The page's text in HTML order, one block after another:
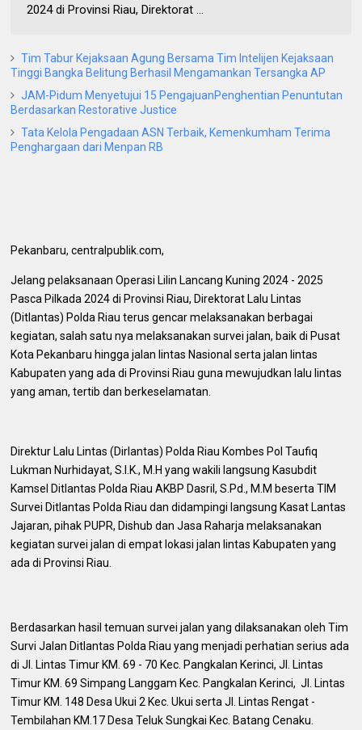
2024 di Provinsi Riau, Direktorat ...
Tim Tabur Kejaksaan Agung Bersama Tim Intelijen Kejaksaan
Tinggi Bangka Belitung Berhasil Mengamankan Tersangka AP
JAM-Pidum Menyetujui 15 PengajuanPenghentian Penuntutan
Berdasarkan Restorative Justice
Tata Kelola Pengadaan ASN Terbaik, Kemenkumham Terima
Penghargaan dari Menpan RB
Pekanbaru, centralpublik.com,
Jelang pelaksanaan Operasi Lilin Lancang Kuning 2024 - 2025
Pasca Pilkada 2024 di Provinsi Riau, Direktorat Lalu Lintas
(Ditlantas) Polda Riau terus gencar melaksanakan berbagai
kegiatan, salah satu nya melaksanakan survei jalan, baik di Pusat
Kota Pekanbaru hingga jalan lintas Nasional serta jalan lintas
Kabupaten yang ada di Provinsi Riau guna mewujudkan lalu lintas
yang aman, tertib dan berkeselamatan.
Direktur Lalu Lintas (Dirlantas) Polda Riau Kombes Pol Taufiq
Lukman Nurhidayat, S.I.K., M.H yang wakili langsung Kasubdit
Kamsel Ditlantas Polda Riau AKBP Dasril, S.Pd., M.M beserta TIM
Survei Ditlantas Polda Riau dan didampingi langsung Kasat Lantas
Jajaran, pihak PUPR, Dishub dan Jasa Raharja melaksanakan
kegiatan survei jalan di empat lokasi jalan lintas Kabupaten yang
ada di Provinsi Riau.
Berdasarkan hasil temuan survei jalan yang dilaksanakan oleh Tim
Survi Jalan Ditlantas Polda Riau yang menjadi perhatian serius ada
di Jl. Lintas Timur KM. 69 - 70 Kec. Pangkalan Kerinci, Jl. Lintas
Timur KM. 69 Simpang Langgam Kec. Pangkalan Kerinci, Jl. Lintas
Timur KM. 148 Desa Ukui 2 Kec. Ukui serta Jl. Lintas Rengat -
Tembilahan KM.17 Desa Teluk Sungkai Kec. Batang Cenaku.